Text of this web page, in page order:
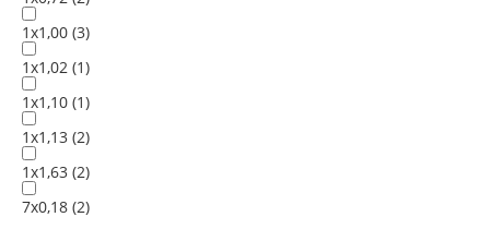
1х1,00 (3)
1х1,02 (1)
1х1,10 (1)
1х1,13 (2)
1х1,63 (2)
7х0,18 (2)